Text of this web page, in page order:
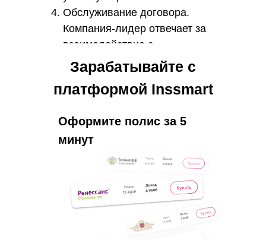
Обслуживание договора.
Компания-лидер отвечает за
взаимодействие с
застрахованным, включая
прием заявлений и выплату
компенсаций.
Оформите полис за 5
минут
Зарабатывайте с
платформой Inssmart